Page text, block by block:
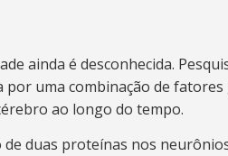
ainda é desconhecida.
por uma combinação de
ao longo do tempo.
duas proteínas nos